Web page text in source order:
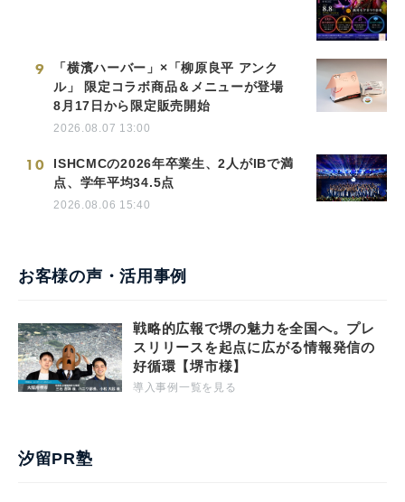
9
「横濱ハーバー」×「柳原良平 アンク
ル」 限定コラボ商品＆メニューが登場
8月17日から限定販売開始
2026.08.07 13:00
10
ISHCMCの2026年卒業生、2人がIBで満
点、学年平均34.5点
2026.08.06 15:40
お客様の声・活用事例
戦略的広報で堺の魅力を全国へ。プレ
スリリースを起点に広がる情報発信の
好循環【堺市様】
導入事例一覧を見る
汐留PR塾